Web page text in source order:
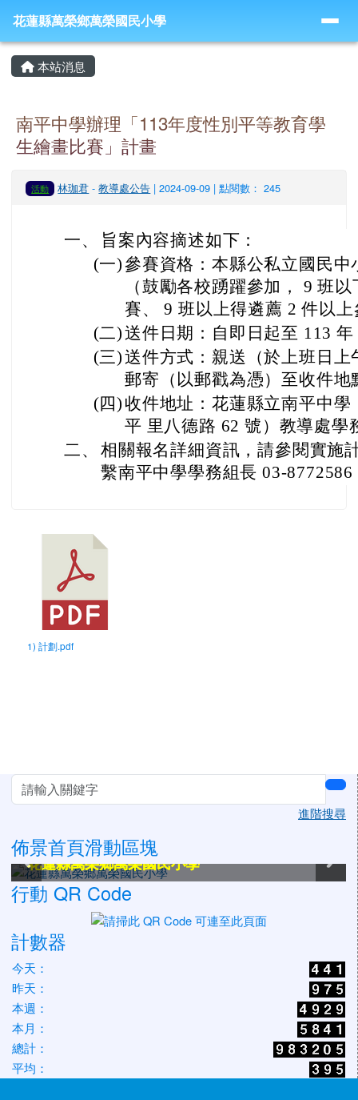
花蓮縣萬榮鄉萬榮國民小學
導覽列
花蓮縣萬榮鄉萬榮國民小學
主內容區域
本站消息
南平中學辦理「113年度性別平等教育學
生繪畫比賽」計畫
活動 林珈君 -教導處公告 | 2024-09-09 | 點閱數： 245
一、
旨案內容摘述如下：
(一)參賽資格：本縣公私立國民
（鼓勵各校踴躍參加， 9 班
賽、 9 班以上得遴薦 2 件以
(二)送件日期：自即日起至 113
(三)送件方式：親送（於上班日
郵寄（以郵戳為憑）至收件
(四) 收件地址：花蓮縣立南平中
平 里八德路 62 號）教導處學
二、 相關報名詳細資訊，請參閱實施
繫南平中學學務組長 03-8772586
1) 計劃.pdf
左邊區域內容
進階搜尋
佈景首頁滑動區塊
花蓮縣萬榮鄉萬榮國民小學
花蓮縣萬榮鄉萬榮國民小學
花蓮縣萬榮鄉萬榮國民小學
花蓮縣萬榮鄉萬榮國民小學
花蓮縣萬榮鄉萬榮國民小學
花蓮縣萬榮鄉萬榮國民小學
行動 QR Code
計數器
今天：
昨天：
本週：
本月：
總計：
平均：
頁尾區域